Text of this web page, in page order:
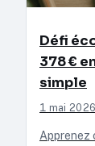
Défi
378 €
simple
1 mai 2026
Apprenez